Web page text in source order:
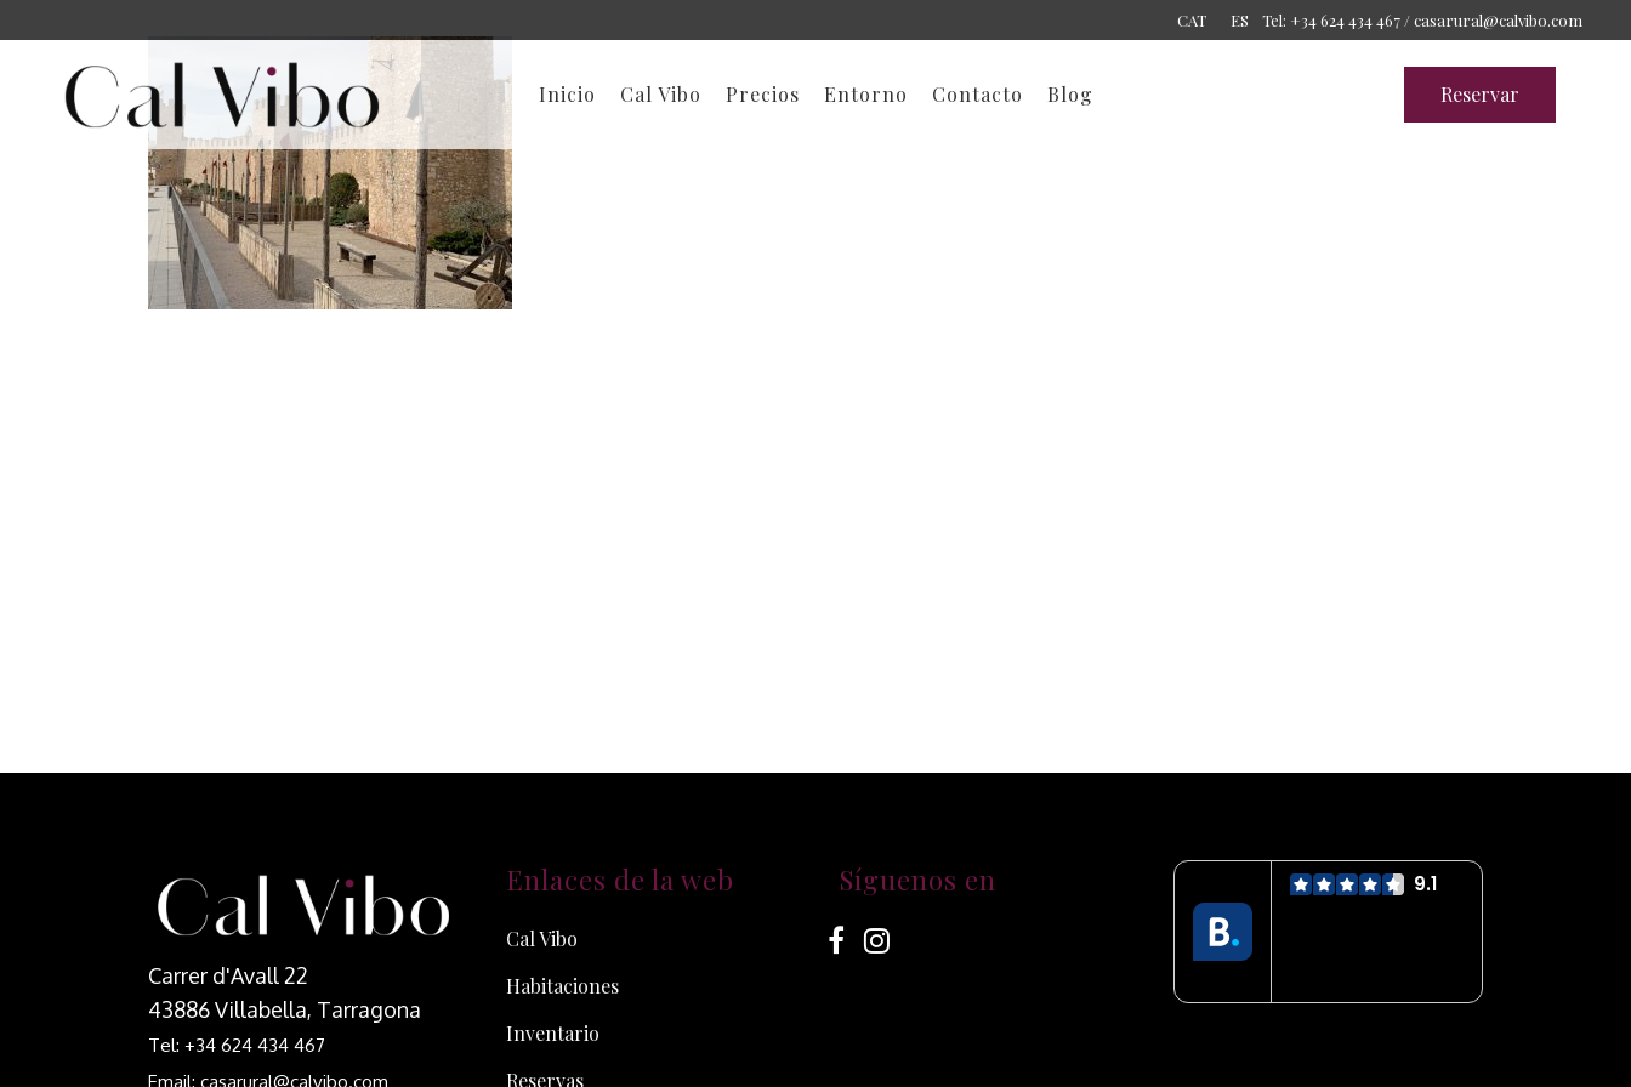
CAT ES Tel: +34 624 434 467 /casarural@calvibo.com
Reservar
Inicio Cal Vibo Precios Entorno Contacto Blog
Carrer d'Avall 22
43886 Villabella, Tarragona
Tel: +34 624 434 467
Email: casarural@calvibo.com
Enlaces de la web
Cal Vibo
Habitaciones
Inventario
Reservas
Síguenos en
9.1